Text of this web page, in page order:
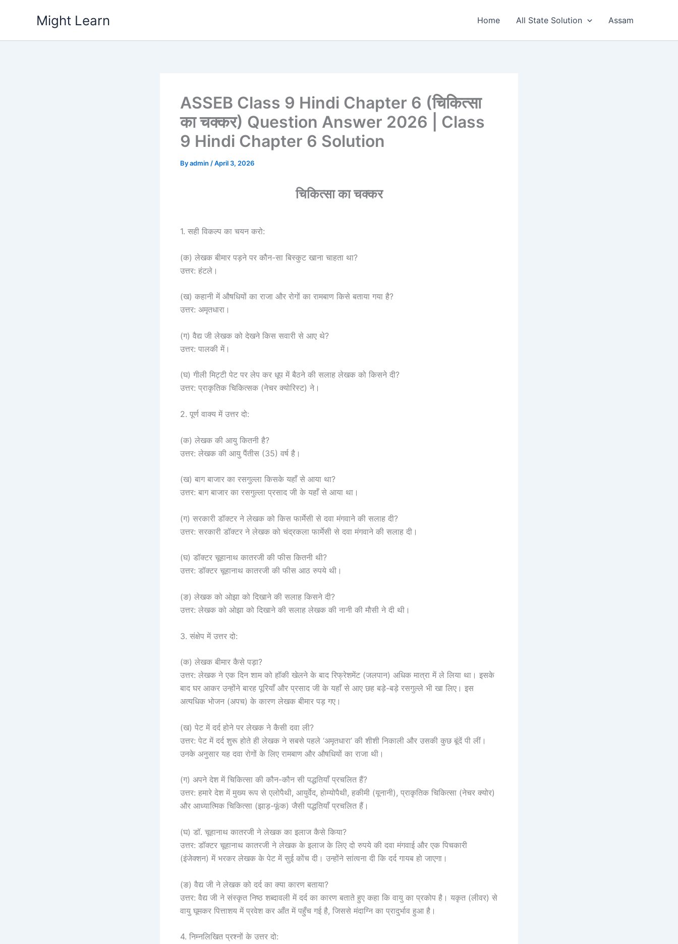
Might Learn Home All State Solution Assam
ASSEB Class 9 Hindi Chapter 6 (चिकित्सा
का चक्कर) Question Answer 2026 | Class
9 Hindi Chapter 6 Solution
Byadmin /April 3, 2026
चिकित्सा का चक्कर
1. सही विकल्प का चयन करो:
(क) लेखक बीमार पड़ने पर कौन-सा बिस्कुट खाना चाहता था?
उत्तर: हंटले।
(ख) कहानी में औषधियों का राजा और रोगों का रामबाण किसे बताया गया है?
उत्तर: अमृतधारा।
(ग) वैद्य जी लेखक को देखने किस सवारी से आए थे?
उत्तर: पालकी में।
(घ) गीली मिट्टी पेट पर लेप कर धूप में बैठने की सलाह लेखक को किसने दी?
उत्तर: प्राकृतिक चिकित्सक (नेचर क्योरिस्ट) ने।
2. पूर्ण वाक्य में उत्तर दो:
(क) लेखक की आयु कितनी है?
उत्तर: लेखक की आयु पैंतीस (35) वर्ष है।
(ख) बाग बाजार का रसगुल्ला किसके यहाँ से आया था?
उत्तर: बाग बाजार का रसगुल्ला प्रसाद जी के यहाँ से आया था।
(ग) सरकारी डॉक्टर ने लेखक को किस फार्मेसी से दवा मंगवाने की सलाह दी?
उत्तर: सरकारी डॉक्टर ने लेखक को चंद्रकला फार्मेसी से दवा मंगवाने की सलाह दी।
(घ) डॉक्टर चूहानाथ कातरजी की फीस कितनी थी?
उत्तर: डॉक्टर चूहानाथ कातरजी की फीस आठ रुपये थी।
(ङ) लेखक को ओझा को दिखाने की सलाह किसने दी?
उत्तर: लेखक को ओझा को दिखाने की सलाह लेखक की नानी की मौसी ने दी थी।
3. संक्षेप में उत्तर दो:
(क) लेखक बीमार कैसे पड़ा?
उत्तर: लेखक ने एक दिन शाम को हॉकी खेलने के बाद रिफ्रेशमेंट (जलपान) अधिक मात्रा में ले लिया था। इसके
बाद घर आकर उन्होंने बारह पूरियाँ और प्रसाद जी के यहाँ से आए छह बड़े-बड़े रसगुल्ले भी खा लिए। इस
अत्यधिक भोजन (अपच) के कारण लेखक बीमार पड़ गए।
(ख) पेट में दर्द होने पर लेखक ने कैसी दवा ली?
उत्तर: पेट में दर्द शुरू होते ही लेखक ने सबसे पहले ‘अमृतधारा’ की शीशी निकाली और उसकी कुछ बूंदें पी लीं।
उनके अनुसार यह दवा रोगों के लिए रामबाण और औषधियों का राजा थी।
(ग) अपने देश में चिकित्सा की कौन-कौन सी पद्धतियाँ प्रचलित हैं?
उत्तर: हमारे देश में मुख्य रूप से एलोपैथी, आयुर्वेद, होम्योपैथी, हकीमी (यूनानी), प्राकृतिक चिकित्सा (नेचर क्योर)
और आध्यात्मिक चिकित्सा (झाड़-फूंक) जैसी पद्धतियाँ प्रचलित हैं।
(घ) डॉ. चूहानाथ कातरजी ने लेखक का इलाज कैसे किया?
उत्तर: डॉक्टर चूहानाथ कातरजी ने लेखक के इलाज के लिए दो रुपये की दवा मंगवाई और एक पिचकारी
(इंजेक्शन) में भरकर लेखक के पेट में सुई कोंच दी। उन्होंने सांत्वना दी कि दर्द गायब हो जाएगा।
(ङ) वैद्य जी ने लेखक को दर्द का क्या कारण बताया?
उत्तर: वैद्य जी ने संस्कृत निष्ठ शब्दावली में दर्द का कारण बताते हुए कहा कि वायु का प्रकोप है। यकृत (लीवर) से
वायु घूमकर पित्ताशय में प्रवेश कर आँत में पहुँच गई है, जिससे मंदाग्नि का प्रादुर्भाव हुआ है।
4. निम्नलिखित प्रश्नों के उत्तर दो: